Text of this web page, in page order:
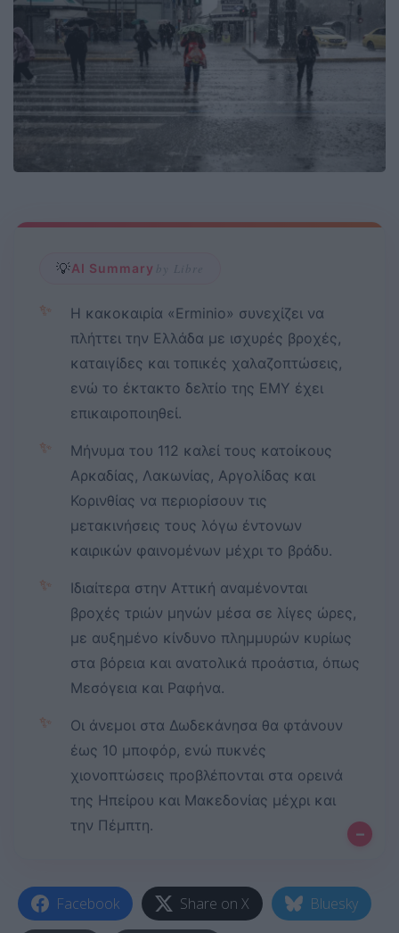
💡AI Summary by Libre
✨
Η κακοκαιρία «Erminio» συνεχίζει να
πλήττει την Ελλάδα με ισχυρές βροχές,
καταιγίδες και τοπικές χαλαζοπτώσεις,
ενώ το έκτακτο δελτίο της ΕΜΥ έχει
επικαιροποιηθεί.
✨
Μήνυμα του 112 καλεί τους κατοίκους
Αρκαδίας, Λακωνίας, Αργολίδας και
Κορινθίας να περιορίσουν τις
μετακινήσεις τους λόγω έντονων
καιρικών φαινομένων μέχρι το βράδυ.
✨
Ιδιαίτερα στην Αττική αναμένονται
βροχές τριών μηνών μέσα σε λίγες ώρες,
με αυξημένο κίνδυνο πλημμυρών κυρίως
στα βόρεια και ανατολικά προάστια, όπως
Μεσόγεια και Ραφήνα.
✨
Οι άνεμοι στα Δωδεκάνησα θα φτάνουν
έως 10 μποφόρ, ενώ πυκνές
χιονοπτώσεις προβλέπονται στα ορεινά
της Ηπείρου και Μακεδονίας μέχρι και
την Πέμπτη.
–
Facebook Share on X Bluesky